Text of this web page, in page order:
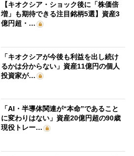
【キオクシア・ショック後に「株価倍
増」も期待できる注目銘柄5選】資産3
億円超・…
「キオクシアが今後も利益を出し続け
るかは分からない」資産11億円の個人
投資家が…
「AI・半導体関連が“本命”であること
に変わりはない」資産20億円超の90歳
現役トレー…